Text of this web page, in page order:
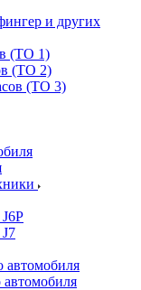
и других
(ТО 1)
(ТО 2)
(ТО 3)
автомобиля
автомобиля